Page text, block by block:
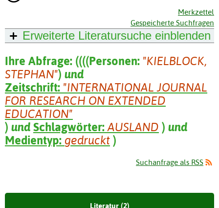
Merkzettel
Gespeicherte Suchfragen
Erweiterte Literatursuche einblenden
Ihre Abfrage: ((((Personen: "KIELBLOCK,
STEPHAN") und
Zeitschrift: "INTERNATIONAL JOURNAL
FOR RESEARCH ON EXTENDED
EDUCATION"
) und Schlagwörter: AUSLAND ) und
Medientyp: gedruckt )
Suchanfrage als RSS
Literatur (2)